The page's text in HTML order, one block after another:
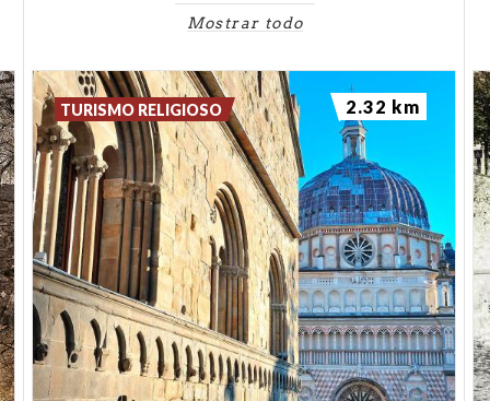
Mostrar todo
TURISMO RELIGIOSO 2.32 km